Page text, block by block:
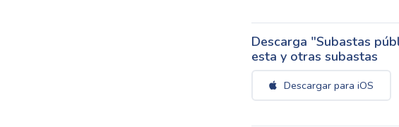
Descarga "Subastas
esta y otras subastas
Descargar para iOS